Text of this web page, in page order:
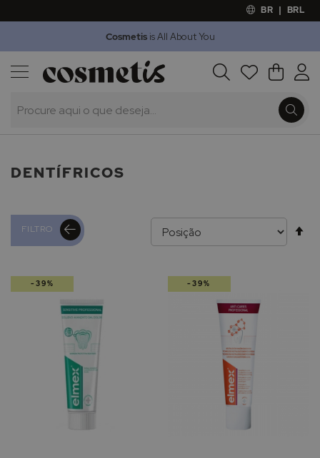
BR | BRL
Cosmetisis All About You
Procura O Meu
Outlet
DENTÍFRICOS
FILTRO
-39% -39%